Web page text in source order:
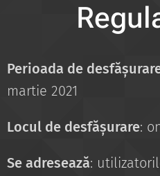
Perioada de
martie 2021
Locul de desfășurare:
Se adresează: